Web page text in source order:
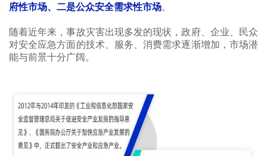
府性市场、二是公众安全需求性市场。
随着近年来，事故灾害出现多发的现状，政府、企业、民众
对安全应急方面的技术、服务、消费需求逐渐增加，市场潜
能与前景十分广阔。